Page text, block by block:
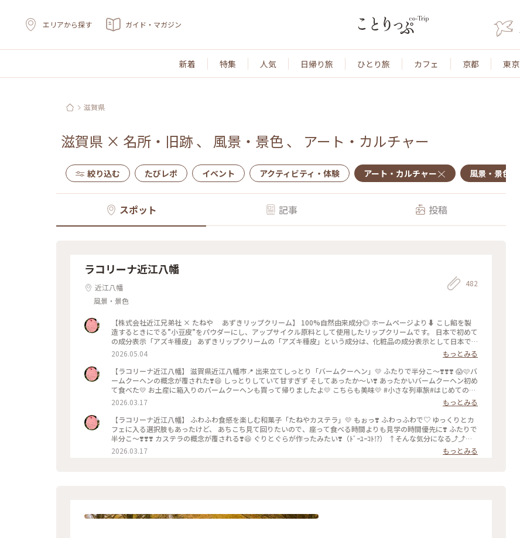
エリアから探す ガイド・マガジン
新着 特集 人気 日帰り旅 ひとり旅 カフェ 京都 東京
滋賀県
滋賀県 × 名所・旧跡 、 風景・景色 、 アート・カルチャー
絞り込む たびレポ イベント アクティビティ・体験 アート・カルチャー 風景・景色
スポット 記事 投稿
ラコリーナ近江八幡
近江八幡
風景・景色
482
【株式会社近江兄弟社 × たねや あずきリップクリーム】 100%自然由来成分◎ ホームページより⬇️ こし餡を製
造するときにでる”小豆皮”をパウダーにし、アップサイクル原料として使用したリップクリームです。 日本で初めて
の成分表示「アズキ種皮」 あずきリップクリームの「アズキ種皮」という成分は、化粧品の成分表示として日本で
初めて記載されました。 🪧 ｳﾌ💜開封の儀😆 近江兄弟社さんとのコラボ商品♡ 使ってみたらメンソレータムの香り🤭
あずき🫘感はほぼ無し🤭 アズキ種皮は保湿成分なんだそう。 パッケージがかわいくて◎ おみやげにしても喜ばれる
お品♡ オンライン販売もしていまーす♪ #ちいさな列車旅 #はじめての投稿 #らんらんらん #オトナの社会科見学 #
オトナの遠足 #世界はステキな出逢いにあふれてる #琵琶湖ことりっぷ#自分におみやげ#クラブハリエ#たねや#あず
きリップクリーム#いざ琵琶湖
2026.05.04
もっとみる
【ラコリーナ近江八幡】 滋賀県近江八幡市📍 出来立てしっとり「バームクーヘン」💛 ふたりで半分こ〜❣️❣️❣️ 😱🩷バ
ームクーヘンの概念が覆された❣️😆 しっとりしていて甘すぎず そしてあったか〜い❣️ あったかいバームクーヘン初め
て食べた💛 お土産に箱入りのバームクーヘンも買って帰りましたよ💛 こちらも美味💛 #小さな列車旅#はじめての投
稿 #らんらんらん #オトナの社会科見学 #オトナの遠足 #世界はステキな出逢いにあふれてる #いざ琵琶湖#店内植物
#土佐みずき#ラコリーナ近江八幡のシンボル#アリ🐜#ラコリーナ#出来立てバームクーヘン#琵琶湖ふたりっぷ
2026.03.17
もっとみる
【ラコリーナ近江八幡】 ふわふわ⾷感を楽しむ和菓⼦「たねやカステラ」💛 もぉっ❣️ ふわっふわで♡ ゆっくりとカ
フェに入る選択肢もあったけど、 あちこち見て回りたいので、座って食べる時間よりも見学の時間優先に❣️ ふたりで
半分こ〜❣️❣️❣️ カステラの概念が覆される❣️😆 ぐりとぐらが作ったみたい❣️（ﾄﾞｰﾕｰｺﾄ⁉️） ↑そんな気分になる⤴️⤴️⤴️
#小さな列車旅#はじめての投稿 #らんらんらん #オトナの社会科見学 #オトナの遠足 #世界はステキな出逢いにあふ
れてる #いざ琵琶湖#店内植物#土佐みずき#ラコリーナ近江八幡のシンボル#アリ🐜#ラコリーナ#出来立てカステラ#
2026.03.17 もっとみる